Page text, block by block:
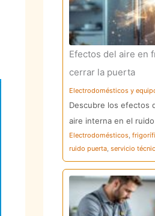
Efectos del aire en
cerrar la puerta
Electrodomésticos y
Descubre los efectos
aire interna en el
Electrodomésticos,
ruido puerta, servicio